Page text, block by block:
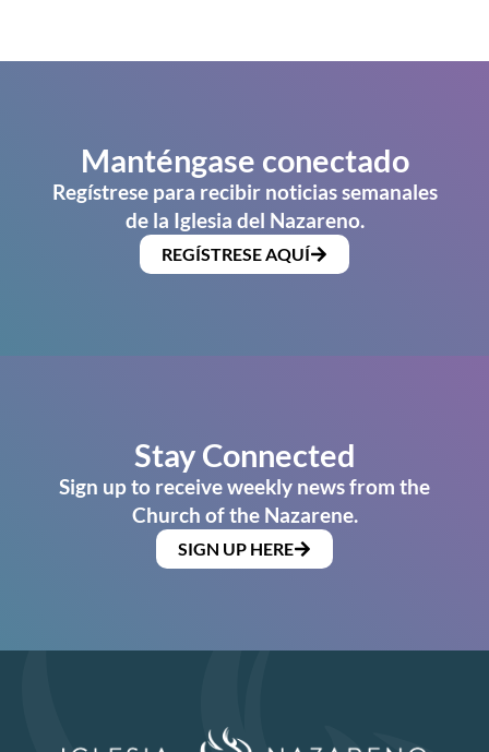
Manténgase conectado
Regístrese para recibir noticias semanales
de la Iglesia del Nazareno.
REGÍSTRESE AQUÍ
Stay Connected
Sign up to receive weekly news from the
Church of the Nazarene.
SIGN UP HERE